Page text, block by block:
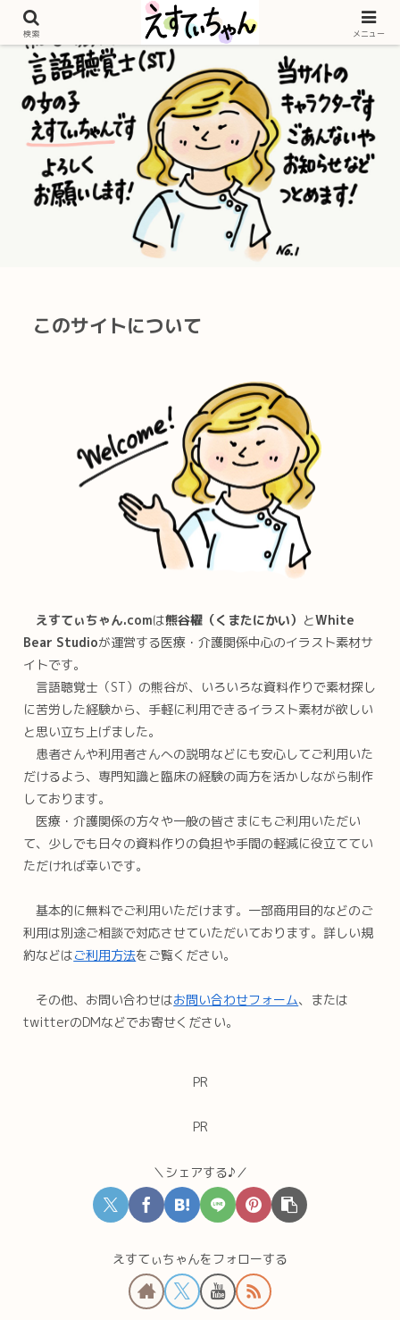
このサイトについて
えすてぃちゃん.comは熊谷櫂（くまたにかい） とWhite
Bear Studioが運営する医療・介護関係中心のイラスト素材サ
イトです。
言語聴覚士（ST）の熊谷が、いろいろな資料作りで素材探し
に苦労した経験から、手軽に利用できるイラスト素材が欲しい
と思い立ち上げました。
患者さんや利用者さんへの説明などにも安心してご利用いた
だけるよう、専門知識と臨床の経験の両方を活かしながら制作
しております。
医療・介護関係の方々や一般の皆さまにもご利用いただい
て、少しでも日々の資料作りの負担や手間の軽減に役立ててい
ただければ幸いです。
基本的に無料でご利用いただけます。一部商用目的などのご
利用は別途ご相談で対応させていただいております。詳しい規
約などはご利用方法をご覧ください。
その他、お問い合わせはお問い合わせフォーム、または
twitterのDMなどでお寄せください。
PR
PR
＼シェアする♪／
えすてぃちゃんをフォローする
検索 メニュー